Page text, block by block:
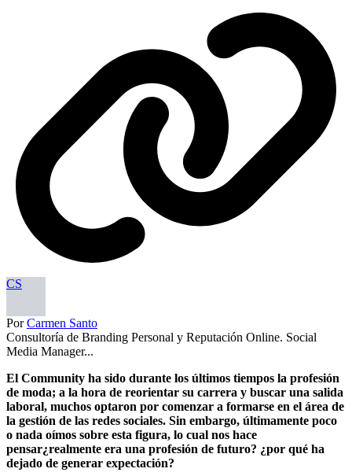
CS
PorCarmen Santo
Consultoría de Branding Personal y Reputación Online. Social
Media Manager...
El Community ha sido durante los últimos tiempos la profesión
de moda; a la hora de reorientar su carrera y buscar una salida
laboral, muchos optaron por comenzar a formarse en el área de
la gestión de las redes sociales. Sin embargo, últimamente poco
o nada oímos sobre esta figura, lo cual nos hace
pensar¿realmente era una profesión de futuro? ¿por qué ha
dejado de generar expectación?